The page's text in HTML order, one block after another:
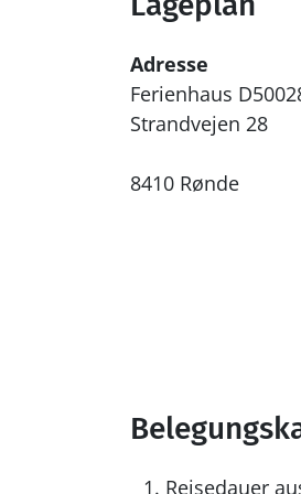
Adresse
Ferienhaus
Strandvejen 28
8410 Rønde
Reisedauer